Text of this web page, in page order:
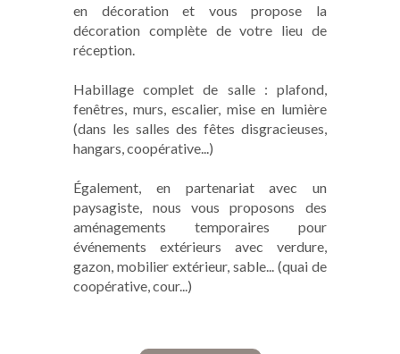
en décoration et vous propose la
décoration complète de votre lieu de
réception.
Habillage complet de salle : plafond,
fenêtres, murs, escalier, mise en lumière
(dans les salles des fêtes disgracieuses,
hangars, coopérative...)
Également, en partenariat avec un
paysagiste, nous vous proposons des
aménagements temporaires pour
événements extérieurs avec verdure,
gazon, mobilier extérieur, sable... (quai de
coopérative, cour...)